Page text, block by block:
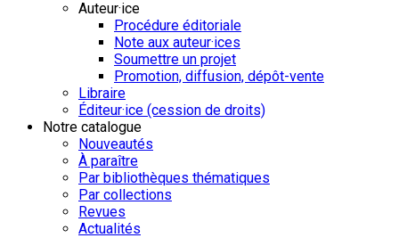
Auteur·ice
Procédure éditoriale
Note aux auteur·ices
Soumettre un projet
Promotion, diffusion, dépôt-vente
Libraire
Éditeur·ice (cession de droits)
Notre catalogue
Nouveautés
À paraître
Par bibliothèques thématiques
Par collections
Revues
Actualités